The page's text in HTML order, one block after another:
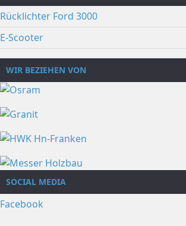
Rücklichter Ford 3000
E-Scooter
WIR BEZIEHEN VON
SOCIAL MEDIA
Facebook